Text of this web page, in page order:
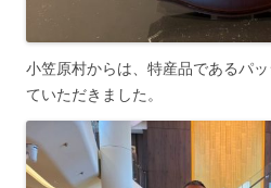
小笠原村からは、特産品であるパ
ていただきました。